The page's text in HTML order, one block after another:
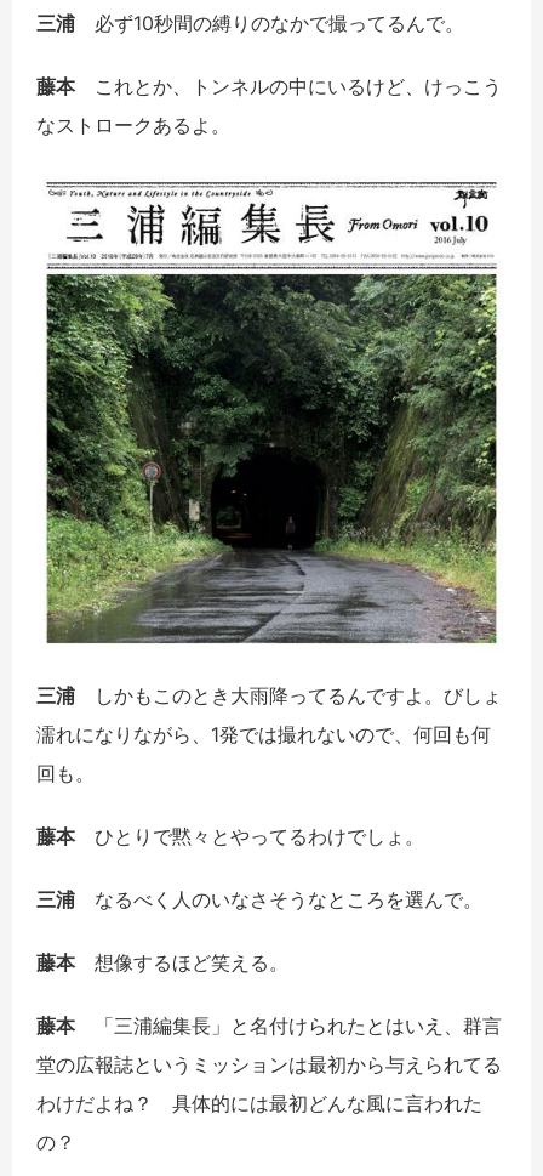
三浦 必ず10秒間の縛りのなかで撮ってるんで。
藤本 これとか、トンネルの中にいるけど、けっこう
なストロークあるよ。
三浦 しかもこのとき大雨降ってるんですよ。びしょ
濡れになりながら、1発では撮れないので、何回も何
回も。
藤本ひとりで黙々とやってるわけでしょ。
三浦 なるべく人のいなさそうなところを選んで。
藤本想像するほど笑える。
藤本「三浦編集長」と名付けられたとはいえ、群言
堂の広報誌というミッションは最初から与えられてる
わけだよね？ 具体的には最初どんな風に言われた
の？